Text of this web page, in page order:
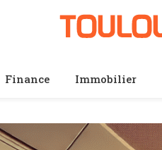
Finance Immobilier